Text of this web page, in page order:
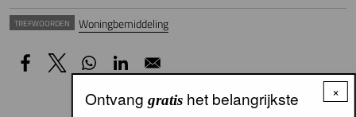
TREFWOORDEN Woningbemiddeling
×
Ontvang gratishet belangrijkste